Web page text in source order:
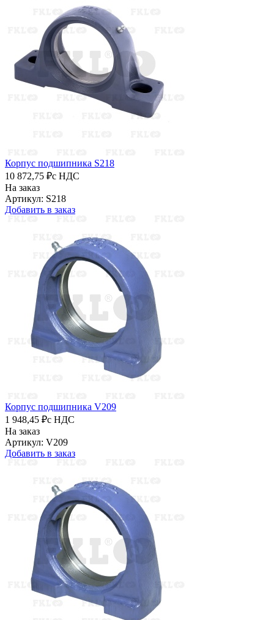
Корпус подшипника S218
10 872,75 ₽с НДС
На заказ
Артикул: S218
Добавить в заказ
Корпус подшипника V209
1 948,45 ₽с НДС
На заказ
Артикул: V209
Добавить в заказ